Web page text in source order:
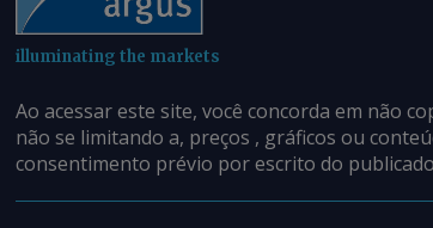
illuminating the markets
Ao acessar este site, você concorda em não
não se limitando a, preços , gráficos ou
consentimento prévio por escrito do